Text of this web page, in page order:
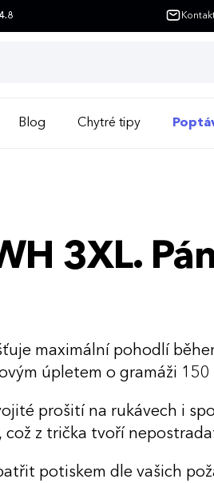
4.8
Blog Chytré tipy
3XL.
maximální pohodlí
úpletem o gramáži
prošití na rukávech i
z trička tvoří
potiskem dle vašich